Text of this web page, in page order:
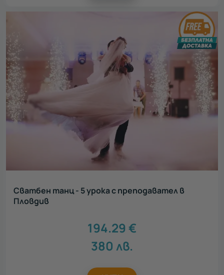
Сватбен танц - 5 урока с преподавател в
Пловдив
194.29 €
380 лв.